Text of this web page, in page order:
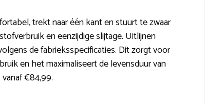
trekt naar één kant en stuurt te zwaar
en eenzijdige slijtage. Uitlijnen
de fabrieksspecificaties. Dit zorgt voor
en het maximaliseert de levensduur van
€84,99.